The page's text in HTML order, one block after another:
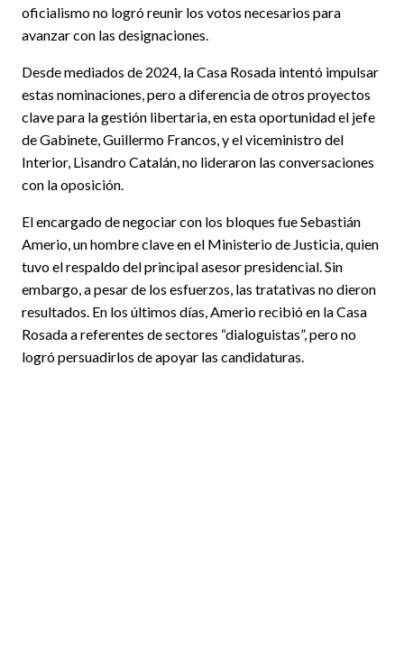
oficialismo no logró reunir los votos necesarios para
avanzar con las designaciones.
Desde mediados de 2024, la Casa Rosada intentó impulsar
estas nominaciones, pero a diferencia de otros proyectos
clave para la gestión libertaria, en esta oportunidad el jefe
de Gabinete, Guillermo Francos, y el viceministro del
Interior, Lisandro Catalán, no lideraron las conversaciones
con la oposición.
El encargado de negociar con los bloques fue Sebastián
Amerio, un hombre clave en el Ministerio de Justicia, quien
tuvo el respaldo del principal asesor presidencial. Sin
embargo, a pesar de los esfuerzos, las tratativas no dieron
resultados. En los últimos días, Amerio recibió en la Casa
Rosada a referentes de sectores “dialoguistas”, pero no
logró persuadirlos de apoyar las candidaturas.